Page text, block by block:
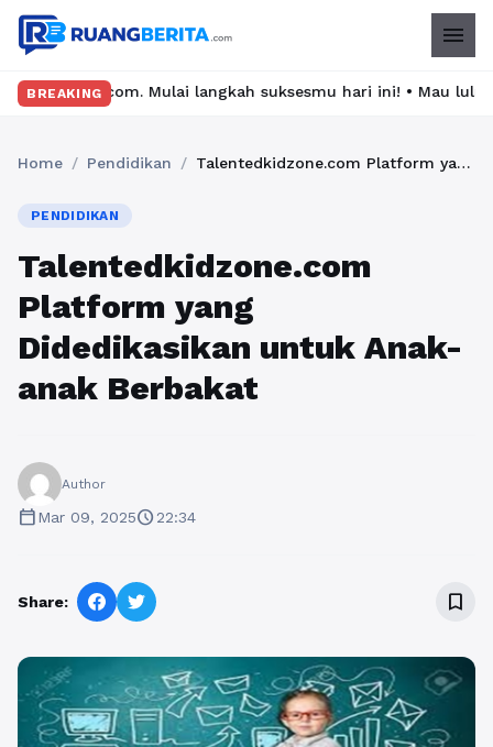
menu
BREAKING
Mulai langkah suksesmu hari ini! • Mau lulus? Latih
Home / Pendidikan / Talentedkidzone.com Platform yang Didedikasikan untuk Anak-anak Berbakat
PENDIDIKAN
Talentedkidzone.com
Platform yang
Didedikasikan untuk Anak-
anak Berbakat
Author
calendar_todayMar 09, 2025schedule22:34
Share: bookmark_border